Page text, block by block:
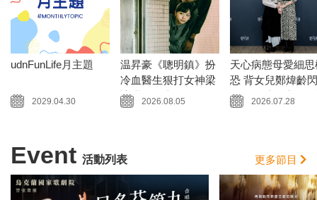
udnFunLife月主題
2029.04.30
温昇豪《聰明鎮》扮
冷血醫生狠打女神梁
詠琪三巴掌
2026.08.05
天心病態母愛細思
恐 背女兒鄭煒齡
腰 最終畫面剪剩5
2026.07.28
Event 活動列表 更多節目